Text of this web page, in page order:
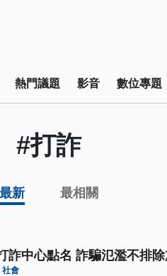
熱門議題 影音 數位專題
#打詐
最新 最相關
詐中心點名 詐騙氾濫不排除
社會